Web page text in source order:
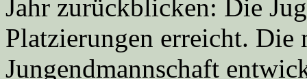
Jahr zurückblicken: Die
Platzierungen erreicht. Die
Jungendmannschaft